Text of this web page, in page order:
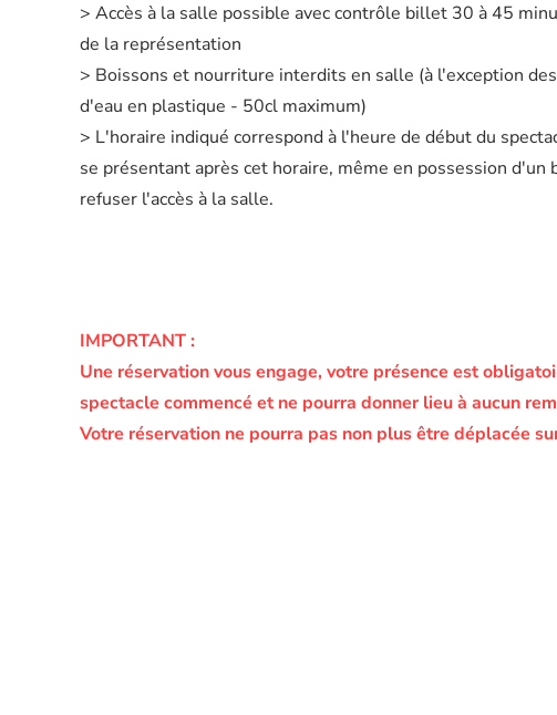
> Accès à la salle possible avec contrôle billet 30 à 45
de la représentation
> Boissons et nourriture interdits en salle (à l'exception
d'eau en plastique - 50cl maximum)
> L'horaire indiqué correspond à l'heure de début du
se présentant après cet horaire, même en possession d'un
refuser l'accès à la salle.
IMPORTANT :
Une réservation vous engage, votre présence est
spectacle commencé et ne pourra donner lieu à aucun
Votre réservation ne pourra pas non plus être déplacée